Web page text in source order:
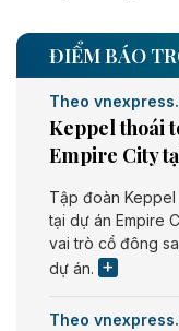
ĐIỂM BÁO
Theo
Keppel thoái
Empire City
Tập đoàn
tại dự án Empire
vai trò cổ đông
dự án.
Theo